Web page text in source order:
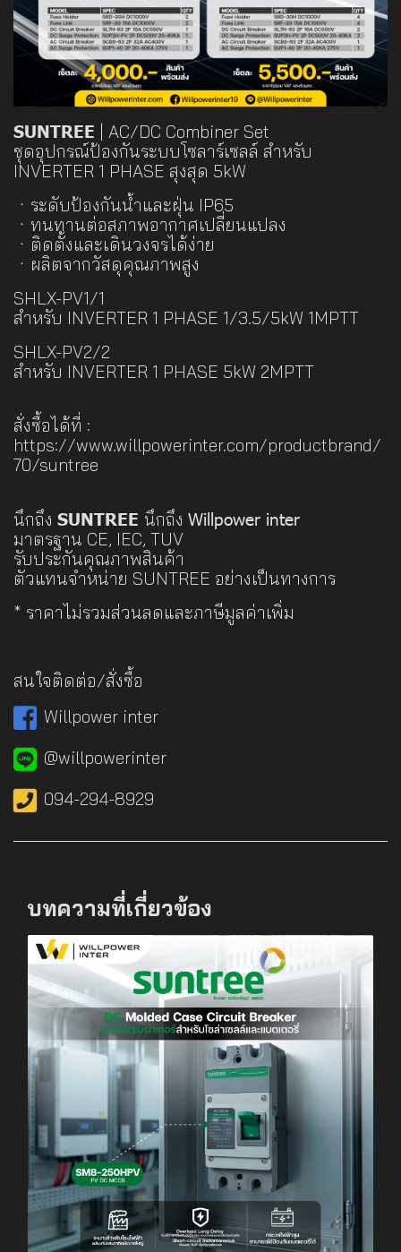
SUNTREE | AC/DC Combiner Set
ชุดอุปกรณ์ป้องกันระบบโซลาร์เซลล์ สำหรับ
INVERTER 1 PHASE สุงสุด 5kW
ㆍระดับป้องกันน้ำและฝุ่น IP65
ㆍทนทานต่อสภาพอากาศเปลี่ยนแปลง
ㆍติดตั้งและเดินวงจรได้ง่าย
ㆍผลิตจากวัสดุคุณภาพสูง
SHLX-PV1/1
สำหรับ INVERTER 1 PHASE 1/3.5/5kW 1MPTT
SHLX-PV2/2
สำหรับ INVERTER 1 PHASE 5kW 2MPTT
สั่งซื้อได้ที่ :
https://www.willpowerinter.com/productbrand/
70/suntree
นึกถึง SUNTREE นึกถึง Willpower inter
มาตรฐาน CE, IEC, TUV
รับประกันคุณภาพสินค้า
ตัวแทนจำหน่าย SUNTREE อย่างเป็นทางการ
ㅤ* ราคาไม่รวมส่วนลดและภาษีมูลค่าเพิ่ม
สนใจติดต่อ/สั่งซื้อ
Willpower inter
@willpowerinter
094-294-8929
บทความที่เกี่ยวข้อง